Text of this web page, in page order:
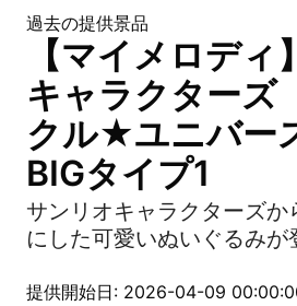
過去の提供景品
【マイメロディ
キャラクターズ
クル★ユニバー
BIGタイプ1
サンリオキャラクターズか
にした可愛いぬいぐるみが
提供開始日: 2026-04-09